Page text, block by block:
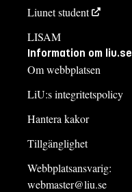
Liunet student
LISAM
Information om liu.se
Om webbplatsen
LiU:s integritetspolicy
Hantera kakor
Tillgänglighet
Webbplatsansvarig:
webmaster@liu.se